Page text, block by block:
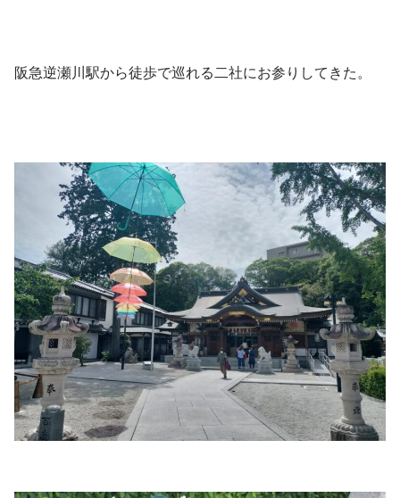
阪急逆瀬川駅から徒歩で巡れる二社にお参りしてきた。